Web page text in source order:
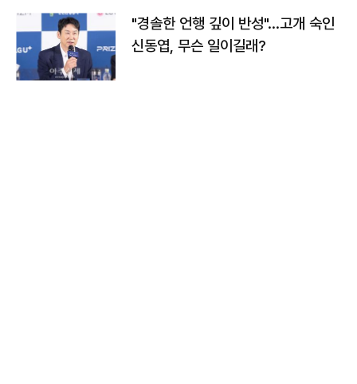
"경솔한 언행 깊이 반성"…고개 숙인
신동엽, 무슨 일이길래?